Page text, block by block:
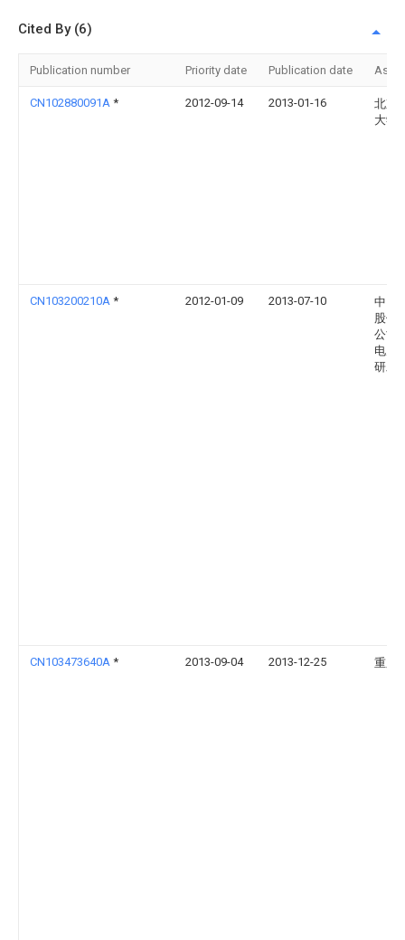
Cited By (6)
Publication number Priority date Publication date
CN102880091A * 2012-09-14 2013-01-16
北京
大学
CN103200210A * 2012-01-09 2013-07-10
中国
股份
公司
电力
研发
CN103473640A * 2013-09-04 2013-12-25 重庆